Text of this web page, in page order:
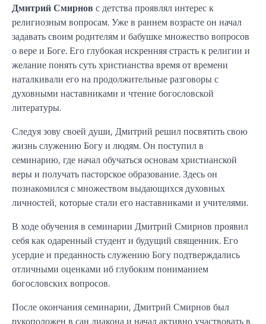
Дмитрий Смирнов с детства проявлял интерес к
религиозным вопросам. Уже в раннем возрасте он начал
задавать своим родителям и бабушке множество вопросов
о вере и Боге. Его глубокая искренняя страсть к религии и
желание понять суть христианства время от времени
наталкивали его на продолжительные разговоры с
духовными наставниками и чтение богословской
литературы.
Следуя зову своей души, Дмитрий решил посвятить свою
жизнь служению Богу и людям. Он поступил в
семинарию, где начал обучаться основам христианской
веры и получать пасторское образование. Здесь он
познакомился с множеством выдающихся духовных
личностей, которые стали его наставниками и учителями.
В ходе обучения в семинарии Дмитрий Смирнов проявил
себя как одаренный студент и будущий священник. Его
усердие и преданность служению Богу подтверждались
отличными оценками иб глубоким пониманием
богословских вопросов.
После окончания семинарии, Дмитрий Смирнов был